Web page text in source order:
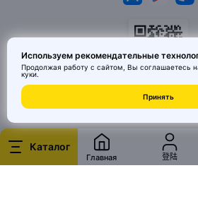
Каталог
Главная 登陆
© 2026 MAI HE MAI. Маркетплейс
Китая по ценам заводов. Все
Используем рекомендательные
Продолжая работу с сайтом, Вы соглашаетесь
куки.
Принять